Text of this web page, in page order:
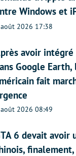
Windows et
2026 17:38
avoir intégré
Google
fait
2026 08:49
6 devait avoir